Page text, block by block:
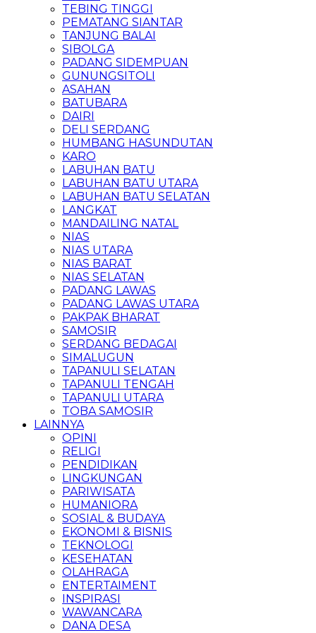
TEBING TINGGI
PEMATANG SIANTAR
TANJUNG BALAI
SIBOLGA
PADANG SIDEMPUAN
GUNUNGSITOLI
ASAHAN
BATUBARA
DAIRI
DELI SERDANG
HUMBANG HASUNDUTAN
KARO
LABUHAN BATU
LABUHAN BATU UTARA
LABUHAN BATU SELATAN
LANGKAT
MANDAILING NATAL
NIAS
NIAS UTARA
NIAS BARAT
NIAS SELATAN
PADANG LAWAS
PADANG LAWAS UTARA
PAKPAK BHARAT
SAMOSIR
SERDANG BEDAGAI
SIMALUGUN
TAPANULI SELATAN
TAPANULI TENGAH
TAPANULI UTARA
TOBA SAMOSIR
LAINNYA
OPINI
RELIGI
PENDIDIKAN
LINGKUNGAN
PARIWISATA
HUMANIORA
SOSIAL & BUDAYA
EKONOMI & BISNIS
TEKNOLOGI
KESEHATAN
OLAHRAGA
ENTERTAIMENT
INSPIRASI
WAWANCARA
DANA DESA